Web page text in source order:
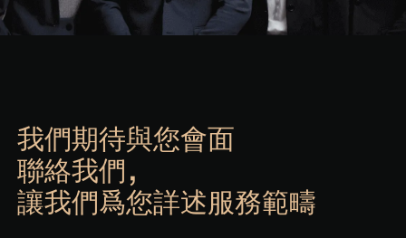
我們期待與您會面
聯絡我們，
讓我們爲您詳述服務範疇